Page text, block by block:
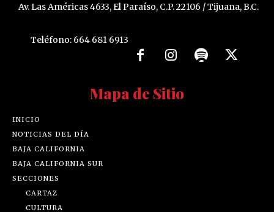
Av. Las Américas 4633, El Paraíso, C.P. 22106 / Tijuana, B.C.
Teléfono: 664 681 6913
Mapa de Sitio
INICIO
NOTICIAS DEL DÍA
BAJA CALIFORNIA
BAJA CALIFORNIA SUR
SECCIONES
CARTAZ
CULTURA